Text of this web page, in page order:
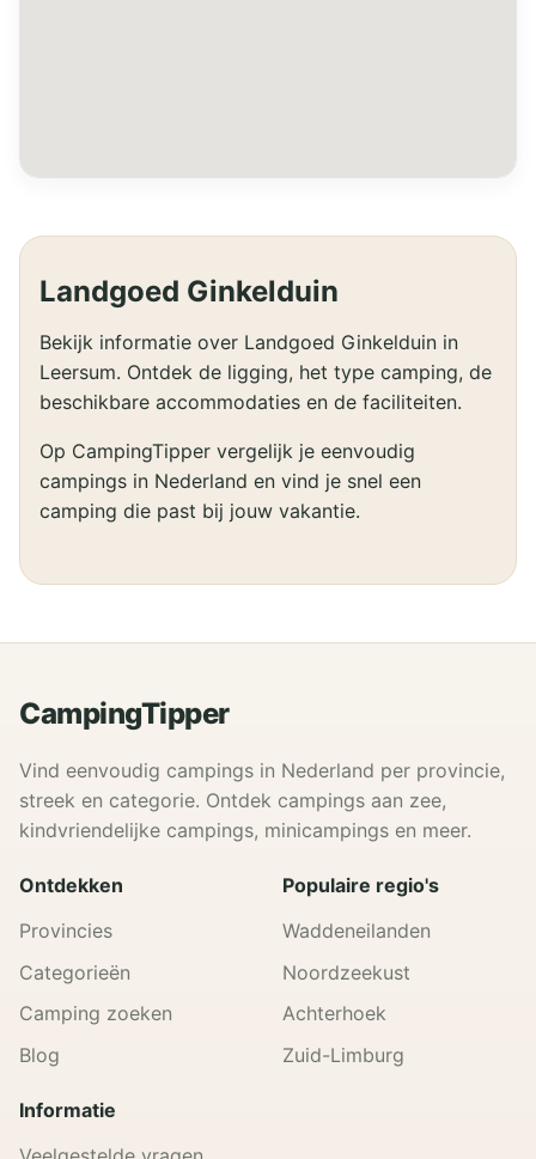
Landgoed Ginkelduin
Bekijk informatie over Landgoed Ginkelduin in
Leersum. Ontdek de ligging, het type camping, de
beschikbare accommodaties en de faciliteiten.
Op CampingTipper vergelijk je eenvoudig
campings in Nederland en vind je snel een
camping die past bij jouw vakantie.
CampingTipper
Vind eenvoudig campings in Nederland per provincie,
streek en categorie. Ontdek campings aan zee,
kindvriendelijke campings, minicampings en meer.
Ontdekken
Provincies
Categorieën
Camping zoeken
Blog
Populaire regio's
Waddeneilanden
Noordzeekust
Achterhoek
Zuid-Limburg
Informatie